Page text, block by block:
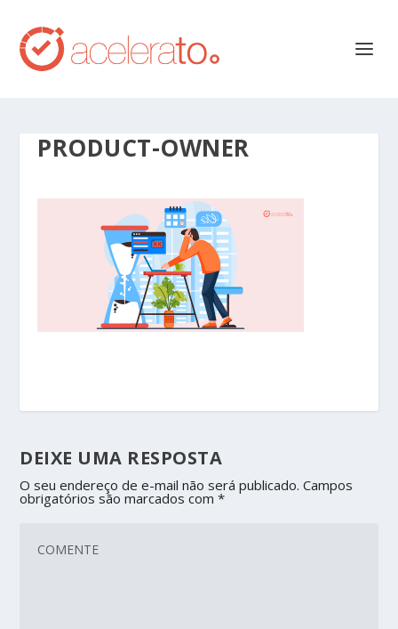
PRODUCT-OWNER
DEIXE UMA RESPOSTA
O seu endereço de e-mail não será publicado. Campos
obrigatórios são marcados com*